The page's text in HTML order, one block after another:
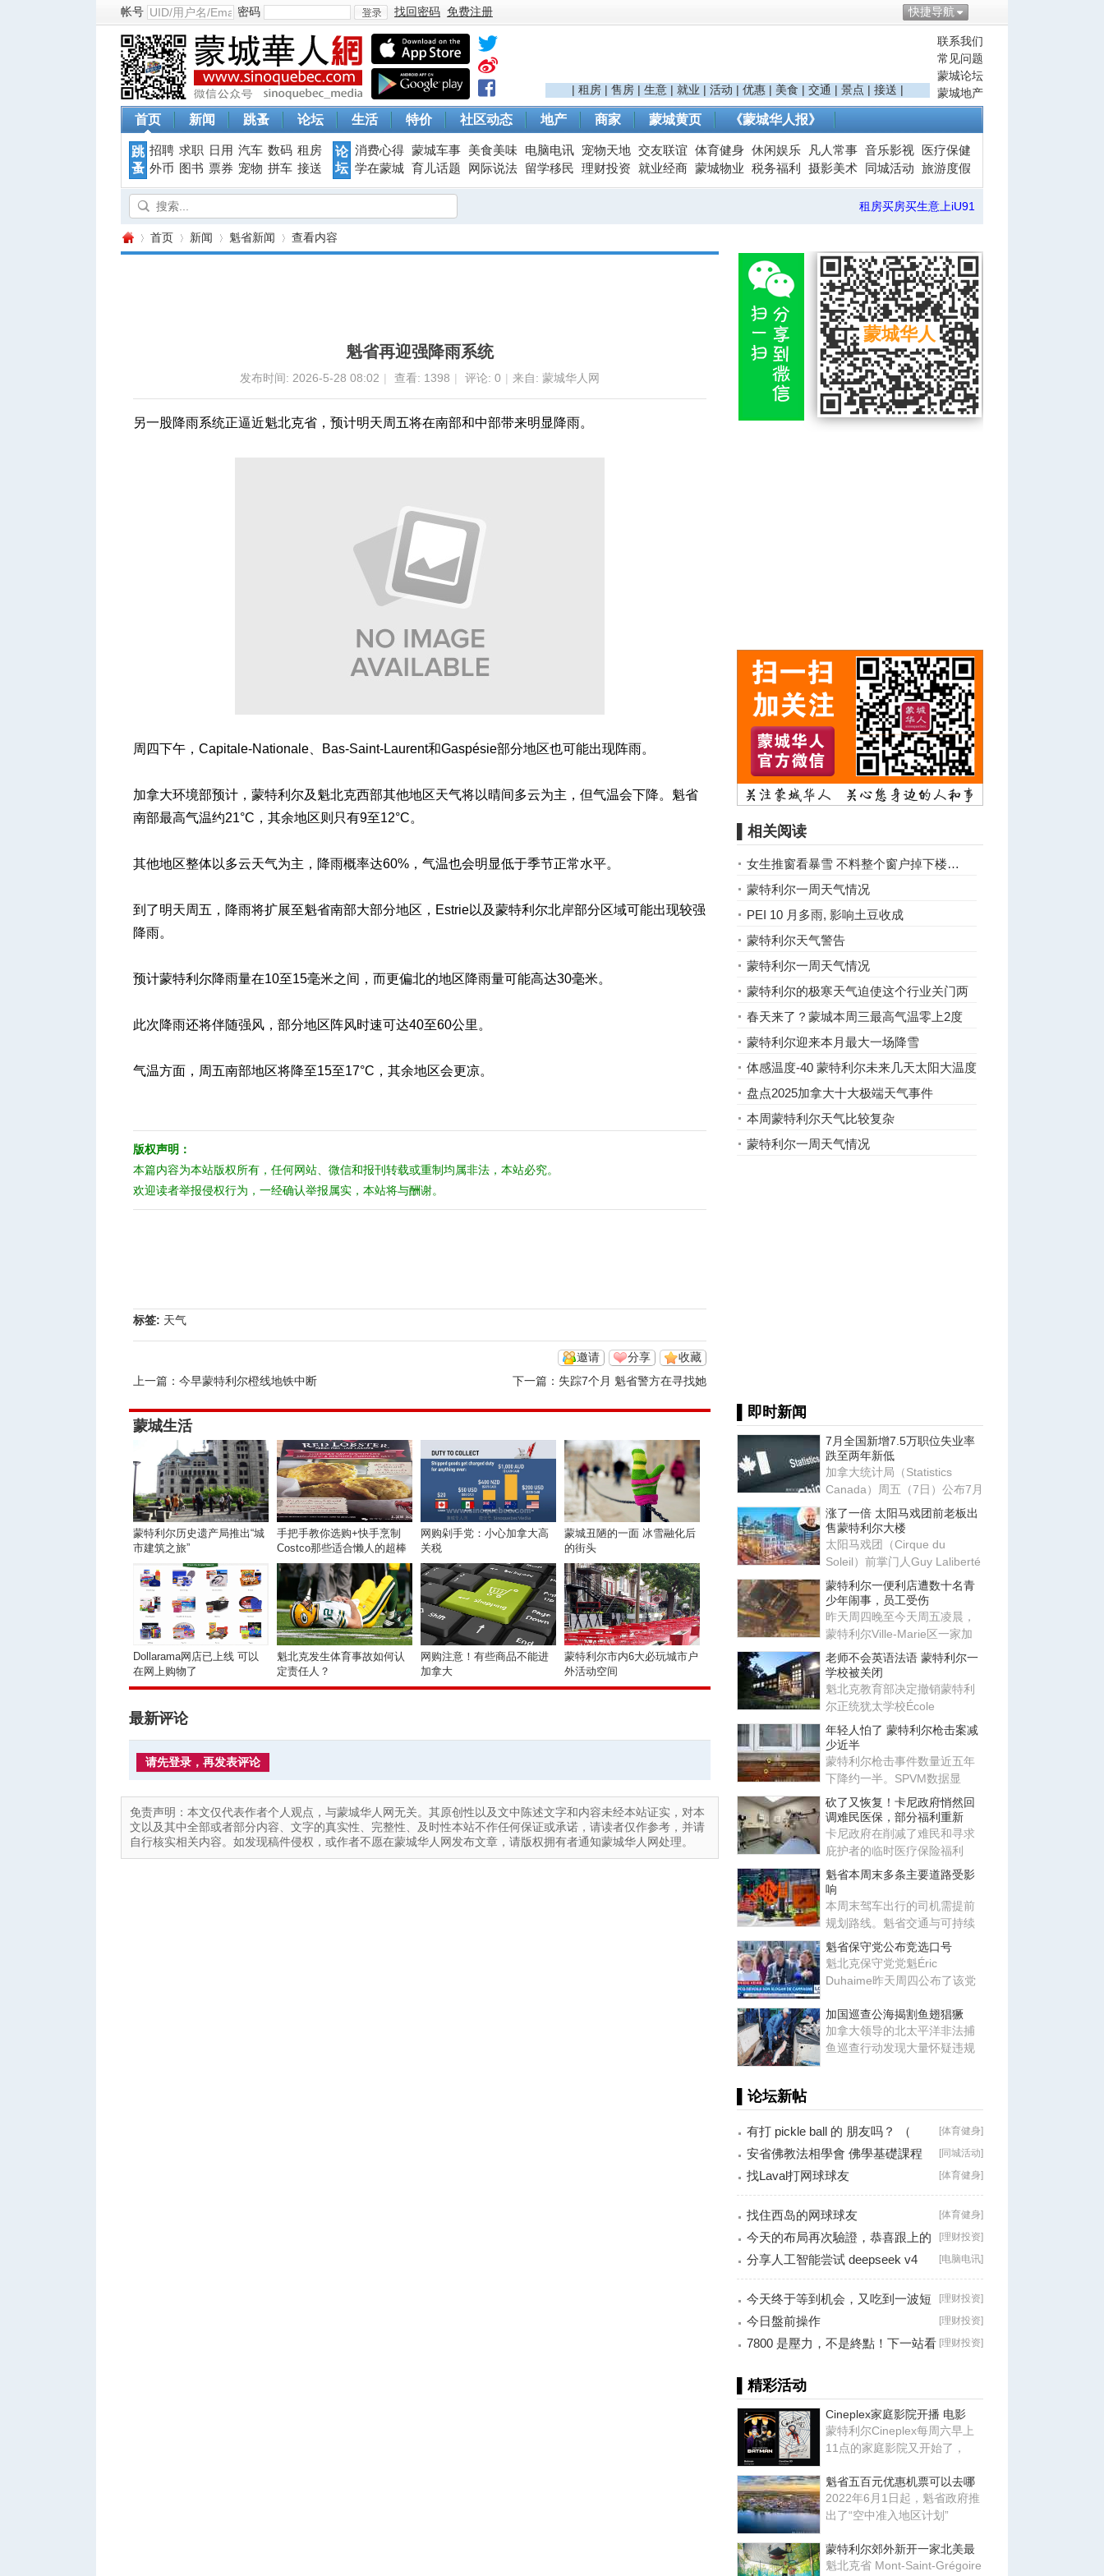
快捷导航
帐号 密码
登
录
找回密码 免费注册
联系我们
常见问题
蒙城论坛
蒙城地产
| 租房 | 售房 | 生意 | 就业 | 活动 | 优惠 | 美食 | 交通 | 景点 | 接送 |
首页 新闻 跳蚤 论坛 生活 特价 社区动态 地产 商家 蒙城黄页 《蒙城华人报》
跳
蚤
招聘 求职 日用 汽车 数码 租房
外币
图书 票券 宠物 拼车 接送
论
坛
消费心得 蒙城车事 美食美味 电脑电讯 宠物天地 交友联谊 体育健身 休闲娱乐 凡人常事 音乐影视
医疗保健
学在蒙城 育儿话题 网际说法 留学移民 理财投资 就业经商 蒙城物业 税务福利 摄影美术 同城活动 旅游度假
租房买房买生意上iU91
首页 新闻 魁省新闻 查看内容
魁省再迎强降雨系统
发布时间: 2026-5-28 08:02 | 查看: 1398 | 评论: 0 | 来自: 蒙城华人网
另一股降雨系统正逼近魁北克省，预计明天周五将在南部和中部带来明显降雨。
周四下午，Capitale-Nationale、Bas-Saint-Laurent和Gaspésie部分地区也可能出现阵雨。
加拿大环境部预计，蒙特利尔及魁北克西部其他地区天气将以晴间多云为主，但气温会下降。魁省
南部最高气温约21°C，其余地区则只有9至12°C。
其他地区整体以多云天气为主，降雨概率达60%，气温也会明显低于季节正常水平。
到了明天周五，降雨将扩展至魁省南部大部分地区，Estrie以及蒙特利尔北岸部分区域可能出现较强
降雨。
预计蒙特利尔降雨量在10至15毫米之间，而更偏北的地区降雨量可能高达30毫米。
此次降雨还将伴随强风，部分地区阵风时速可达40至60公里。
气温方面，周五南部地区将降至15至17°C，其余地区会更凉。
版权声明：
本篇内容为本站版权所有，任何网站、微信和报刊转载或重制均属非法，本站必究。
欢迎读者举报侵权行为，一经确认举报属实，本站将与酬谢。
标签: 天气
收藏
分享
邀请
上一篇： 今早蒙特利尔橙线地铁中断 下一篇： 失踪7个月 魁省警方在寻找她
蒙城生活
蒙特利尔历史遗产局推出“城
市建筑之旅”
手把手教你选购+快手烹制
Costco那些适合懒人的超棒
美食！
网购剁手党：小心加拿大高
关税
蒙城丑陋的一面 冰雪融化后
的街头
Dollarama网店已上线 可以
在网上购物了
魁北克发生体育事故如何认
定责任人？
网购注意！有些商品不能进
加拿大
蒙特利尔市内6大必玩城市户
外活动空间
最新评论
请先登录，再发表评论
免责声明：本文仅代表作者个人观点，与蒙城华人网无关。其原创性以及文中陈述文字和内容未经本站证实，对本
文以及其中全部或者部分内容、文字的真实性、完整性、及时性本站不作任何保证或承诺，请读者仅作参考，并请
自行核实相关内容。如发现稿件侵权，或作者不愿在蒙城华人网发布文章，请版权拥有者通知蒙城华人网处理。
▌相关阅读
女生推窗看暴雪 不料整个窗户掉下楼…
蒙特利尔一周天气情况
PEI 10 月多雨, 影响土豆收成
蒙特利尔天气警告
蒙特利尔一周天气情况
蒙特利尔的极寒天气迫使这个行业关门两
周
春天来了？蒙城本周三最高气温零上2度
蒙特利尔迎来本月最大一场降雪
体感温度-40 蒙特利尔未来几天太阳大温度
低
盘点2025加拿大十大极端天气事件
本周蒙特利尔天气比较复杂
蒙特利尔一周天气情况
▌即时新闻
7月全国新增7.5万职位失业率
跌至两年新低
加拿大统计局（Statistics
Canada）周五（7日）公布7月
劳动力调查结果，新增就业职
位
涨了一倍 太阳马戏团前老板出
售蒙特利尔大楼
太阳马戏团（Cirque du
Soleil）前掌门人Guy Laliberté
近日将位于蒙特利尔市中心的
Ma
蒙特利尔一便利店遭数十名青
少年闹事，员工受伤
昨天周四晚至今天周五凌晨，
蒙特利尔Ville-Marie区一家加
油站发生骚乱，数十名青少年
老师不会英语法语 蒙特利尔一
学校被关闭
魁北克教育部决定撤销蒙特利
尔正统犹太学校École
communautaire Belz三个校区
的办学
年轻人怕了 蒙特利尔枪击案减
少近半
蒙特利尔枪击事件数量近五年
下降约一半。SPVM数据显
示，2025年全市发生76起枪击
事件，
砍了又恢复！卡尼政府悄然回
调难民医保，部分福利重新
卡尼政府在削减了难民和寻求
庇护者的临时医疗保险福利
后，近期又悄然恢复了部分福
利项
魁省本周末多条主要道路受影
响
本周末驾车出行的司机需提前
规划路线。魁省交通与可持续
交通部提醒，多处主要道路将
出
魁省保守党公布竞选口号
魁北克保守党党魁Éric
Duhaime昨天周四公布了该党
pour
加国巡查公海揭割鱼翅猖獗
加拿大领导的北太平洋非法捕
鱼巡查行动发现大量怀疑违规
▌论坛新帖
[体育健身]
有打 pickle ball 的 朋友吗？ （
Brossard
[同城活动]
安省佛教法相學會 佛學基礎課程
（第二十八
[体育健身]
找Laval打网球球友
[体育健身]
找住西岛的网球球友
[理财投资]
今天的布局再次驗證，恭喜跟上的
朋友！
[电脑电讯]
分享人工智能尝试 deepseek v4
falsh, 据说
[理财投资]
今天终于等到机会，又吃到一波短
线利润！
[理财投资]
今日盤前操作
[理财投资]
7800 是壓力，不是終點！下一站看
▌精彩活动
Cineplex家庭影院开播 电影
蒙特利尔Cineplex每周六早上
11点的家庭影院又开始了，
魁省五百元优惠机票可以去哪
2022年6月1日起，魁省政府推
出了“空中准入地区计划”
蒙特利尔郊外新开一家北美最
魁北克省 Mont-Saint-Grégoire